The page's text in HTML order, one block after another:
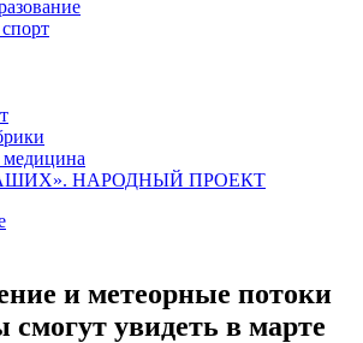
медицина
НАРОДНЫЙ ПРОЕКТ
и метеорные потоки
смогут увидеть в марте